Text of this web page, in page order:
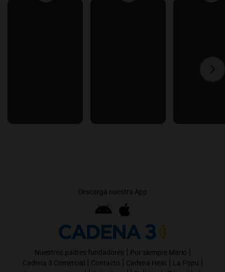
Descargá nuestra App
Nuestros padres fundadores | Por siempre Mario |
Cadena 3 Comercial | Contacto | Cadena Heat | La Popu |